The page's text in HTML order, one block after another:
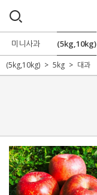
미니사과 (5kg,10kg)
(5kg,10kg) 5kg 대과